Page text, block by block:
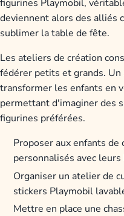
figurines Playmobil,
deviennent alors des alliés
sublimer la table de fête.
Les ateliers de création
fédérer petits et grands.
transformer les enfants en
permettant d'imaginer des
figurines préférées.
Proposer aux enfants
personnalisés avec
Organiser un atelier de
stickers Playmobil
Mettre en place une